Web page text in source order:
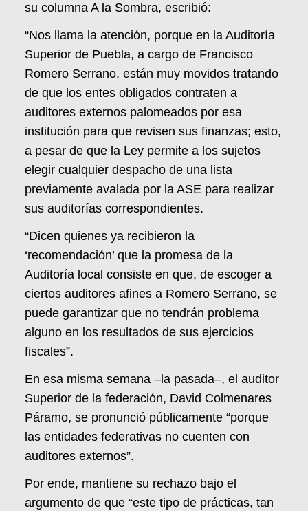
su columna A la Sombra, escribió:
“Nos llama la atención, porque en la Auditoría
Superior de Puebla, a cargo de Francisco
Romero Serrano, están muy movidos tratando
de que los entes obligados contraten a
auditores externos palomeados por esa
institución para que revisen sus finanzas; esto,
a pesar de que la Ley permite a los sujetos
elegir cualquier despacho de una lista
previamente avalada por la ASE para realizar
sus auditorías correspondientes.
“Dicen quienes ya recibieron la
‘recomendación’ que la promesa de la
Auditoría local consiste en que, de escoger a
ciertos auditores afines a Romero Serrano, se
puede garantizar que no tendrán problema
alguno en los resultados de sus ejercicios
fiscales”.
En esa misma semana –la pasada–, el auditor
Superior de la federación, David Colmenares
Páramo, se pronunció públicamente “porque
las entidades federativas no cuenten con
auditores externos”.
Por ende, mantiene su rechazo bajo el
argumento de que “este tipo de prácticas, tan